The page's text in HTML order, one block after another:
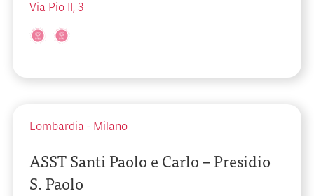
Via Pio II, 3
Lombardia - Milano
ASST Santi Paolo e Carlo – Presidio
S. Paolo